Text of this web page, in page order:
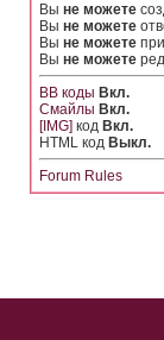
Вы не можете
Вы не можете
Вы не можете
Вы не можете
BB коды Вкл.
Смайлы Вкл.
[IMG] код Вкл.
HTML код Выкл.
Forum Rules